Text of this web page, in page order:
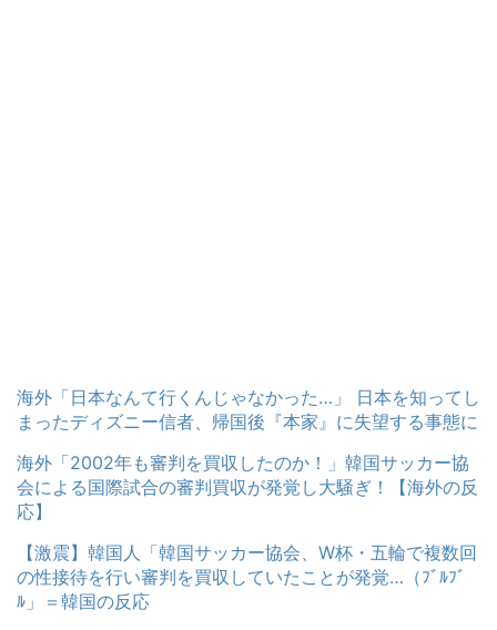
海外「日本なんて行くんじゃなかった…」 日本を知ってし
まったディズニー信者、帰国後『本家』に失望する事態に
海外「2002年も審判を買収したのか！」韓国サッカー協
会による国際試合の審判買収が発覚し大騒ぎ！【海外の反
応】
【激震】韓国人「韓国サッカー協会、W杯・五輪で複数回
の性接待を行い審判を買収していたことが発覚…（ﾌﾞﾙﾌﾞ
ﾙ」＝韓国の反応